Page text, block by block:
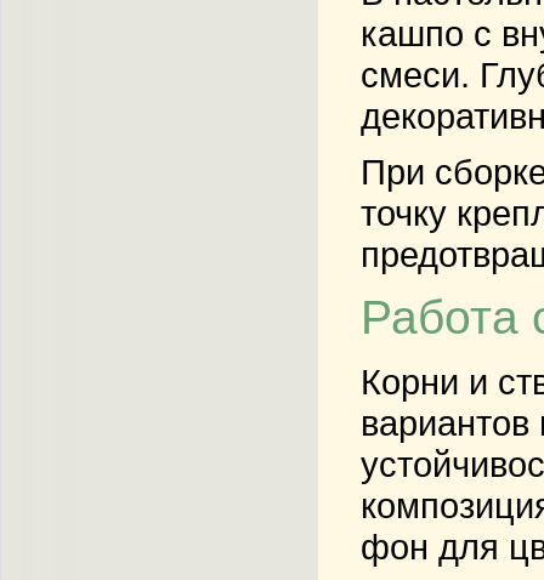
кашпо с
смеси.
При
точку
Работа
Корни и
фон для